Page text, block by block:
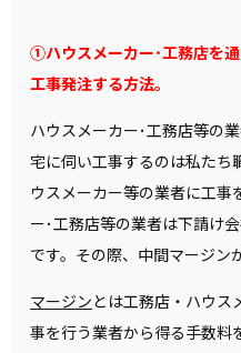
①ハウスメーカー･工務店を
工事発注する方法。
ハウスメーカー･工務店等の
宅に伺い工事するのは私たち
ウスメーカー等の業者に工事
ー･工務店等の業者は下請け
です。その際、中間マージン
マージンとは工務店・ハウス
事を行う業者から得る手数料